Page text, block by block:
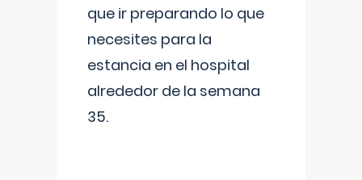
que ir preparando lo que
necesites para la
estancia en el hospital
alrededor de la semana
35.